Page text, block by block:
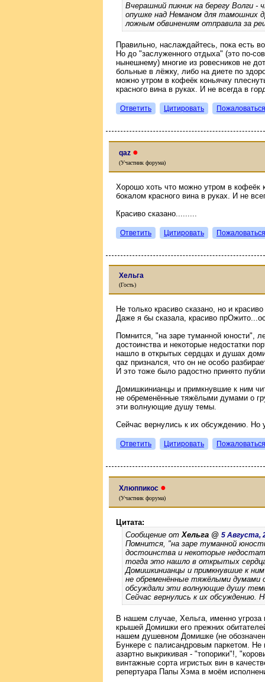
Вчерашний пикник на берегу Волги -
опушке над Неманом для тамошних
ложным обвинениям отправила за
Правильно, наслаждайтесь, пока есть
Но до "заслуженного отдыха" (это по-
нынешнему) многие из ровесников не
больные в лёжку, либо на диете по
можно утром в кофеёк коньячку
красного вина в руках. И не всегда в
Ответить Цитировать Пожаловаться
qaz ●
(Участник форума)
Хорошо хоть что можно утром в кофеёк
бокалом красного вина в руках. И не
Красиво сказано.........
Ответить Цитировать Пожаловаться
Хельга
(Гость)
Не только красиво сказано, но и
Даже я бы сказала, красиво
Помнится, "на заре туманной юности",
достоинства и некоторые недостатки
нашло в открытых сердцах и душах
qaz признался, что он не особо
И это тоже было радостно принято
Домишкинианцы и примкнувшие к ним
не обременённые тяжёлыми думами о
эти волнующие душу темы.
Сейчас вернулись к их обсуждению. Но
Ответить Цитировать Пожаловаться
Хлюппикос ●
(Участник форума)
Цитата:
Сообщение от Хельга @ 5 Августа,
Помнится, "на заре туманной
достоинства и некоторые
тогда это нашло в открытых
Домишкинианцы и примкнувшие к
не обременённые тяжёлыми думами
обсуждали эти волнующие душу
Сейчас вернулись к их обсуждению.
В нашем случае, Хельга, именно
крышей Домишки его прежних
нашем душевном Домишке (не
Бункере с палисандровым паркетом. Не
азартно выкрикивая - "топорики"!,
винтажные сорта игристых вин в
репертуара Папы Хэма в моём